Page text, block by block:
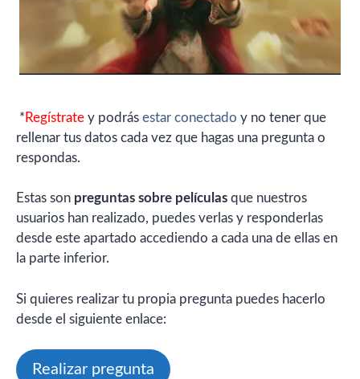
* Regístrate y podrás estar conectado y no tener que
rellenar tus datos cada vez que hagas una pregunta o
respondas.
Estas son preguntas sobre películas que nuestros
usuarios han realizado, puedes verlas y responderlas
desde este apartado accediendo a cada una de ellas en
la parte inferior.
Si quieres realizar tu propia pregunta puedes hacerlo
desde el siguiente enlace:
Realizar pregunta